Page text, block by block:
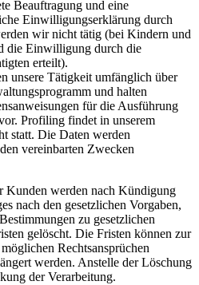
Beauftragung und eine
Einwilligungserklärung durch
wir nicht tätig (bei Kindern und
die Einwilligung durch die
erteilt).
unsere Tätigkeit umfänglich über
und halten
für die Ausführung
Profiling findet in unserem
statt. Die Daten werden
vereinbarten Zwecken
Kunden werden nach Kündigung
nach den gesetzlichen Vorgaben,
zu gesetzlichen
gelöscht. Die Fristen können zur
Rechtsansprüchen
werden. Anstelle der Löschung
der Verarbeitung.